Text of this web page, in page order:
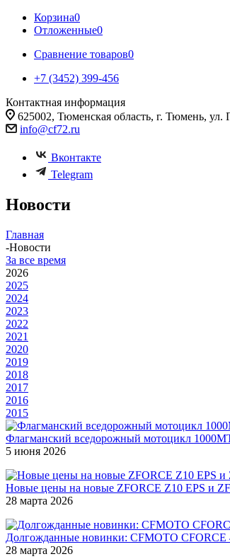
Корзина0
Отложенные0
Сравнение товаров0
+7 (3452) 399-456
Контактная информация
625002, Тюменская область, г. Тюмень, ул.
info@cf72.ru
Вконтакте
Telegram
Новости
Главная
-Новости
За все время
2026
2025
2024
2023
2022
2021
2020
2019
2018
2017
2016
2015
Флагманский вседорожный мотоцикл
5 июня 2026
Новые цены на новые ZFORCE Z10 EPS и
28 марта 2026
Долгожданные новинки: CFMOTO CFORCE
28 марта 2026